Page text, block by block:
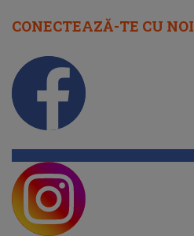
CONECTEAZĂ-TE CU NOI